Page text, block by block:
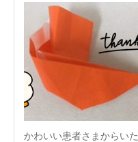
かわいい患者さまからいた